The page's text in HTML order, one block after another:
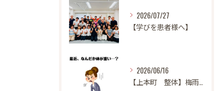
2026/07/27
【学びを患者様へ】
2026/06/16
【上本町 整体】梅雨になると体調が悪くなる方へ